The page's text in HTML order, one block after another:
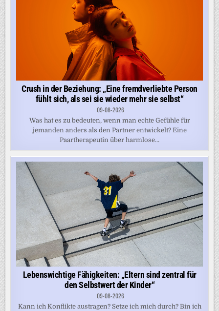
Crush in der Beziehung: „Eine fremdverliebte Person
fühlt sich, als sei sie wieder mehr sie selbst“
09-08-2026
Was hat es zu bedeuten, wenn man echte Gefühle für
jemanden anders als den Partner entwickelt? Eine
Paartherapeutin über harmlose...
Lebenswichtige Fähigkeiten: „Eltern sind zentral für
den Selbstwert der Kinder“
09-08-2026
Kann ich Konflikte austragen? Setze ich mich durch? Bin ich